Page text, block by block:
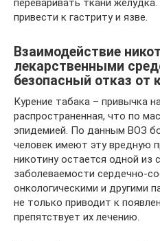
привести к гастриту и язве.
Взаимодействие
лекарственными
безопасный отказ от
Курение табака – привычка
распространенная, что по
эпидемией. По данным ВОЗ
человек имеют эту вредную
никотину остается одной из
заболеваемости сердечно-
онкологическими и другими
не только приводит к
препятствует их лечению.